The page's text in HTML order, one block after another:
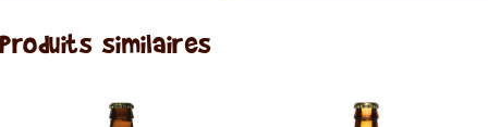
Produits similaires